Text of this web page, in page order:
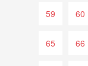
59 60
65 66